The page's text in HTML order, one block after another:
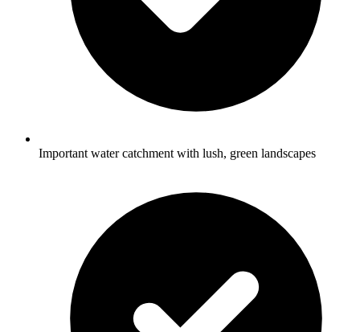
Important water catchment with lush, green landscapes